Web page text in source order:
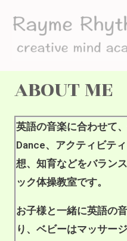
ABOUT ME
英語の音楽に合わせて
Dance、アクティビテ
想、知育などをバラン
ック体操教室です。
お子様と一緒に英語の
り、ベビーはマッサー